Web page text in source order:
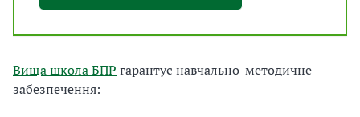
Вища школа БПР гарантує навчально-методичне
забезпечення: